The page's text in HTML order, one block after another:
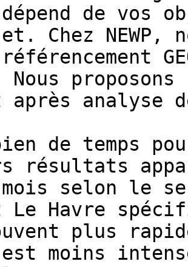
dépend de vos
Chez NEWP,
référencement
Nous
analyse
résultats
selon le
Le Havre
plus
moins